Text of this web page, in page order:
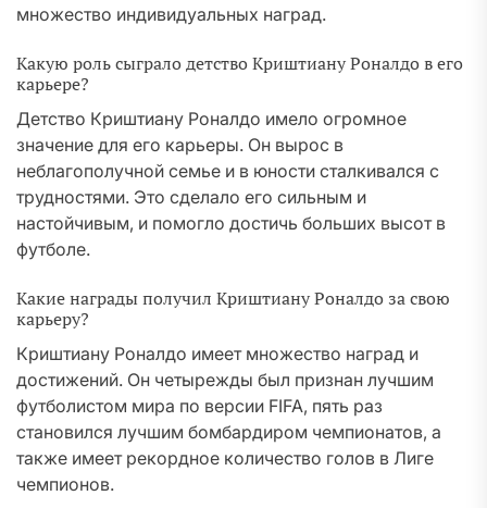
множество индивидуальных наград.
Какую роль сыграло детство Криштиану Роналдо в его
карьере?
Детство Криштиану Роналдо имело огромное
значение для его карьеры. Он вырос в
неблагополучной семье и в юности сталкивался с
трудностями. Это сделало его сильным и
настойчивым, и помогло достичь больших высот в
футболе.
Какие награды получил Криштиану Роналдо за свою
карьеру?
Криштиану Роналдо имеет множество наград и
достижений. Он четырежды был признан лучшим
футболистом мира по версии FIFA, пять раз
становился лучшим бомбардиром чемпионатов, а
также имеет рекордное количество голов в Лиге
чемпионов.